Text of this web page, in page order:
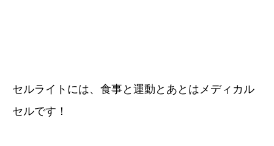
セルライトには、食事と運動とあとはメディカル
セルです！